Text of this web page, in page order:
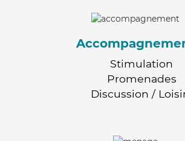
Stimulation
Promenades
Discussion /